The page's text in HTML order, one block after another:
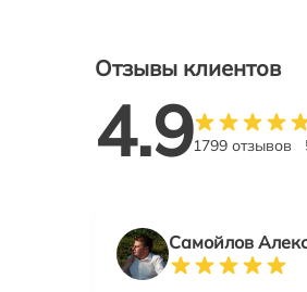
Отзывы клиентов
4.91799 отзывов
Самойлов